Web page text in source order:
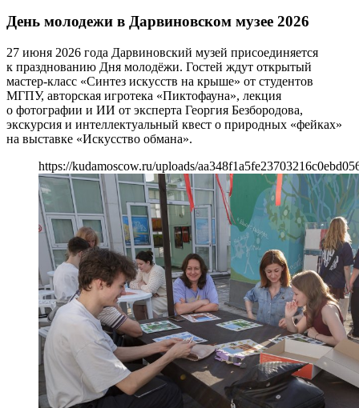
День молодежи в Дарвиновском музее 2026
27 июня 2026 года Дарвиновский музей присоединяется
к празднованию Дня молодёжи. Гостей ждут открытый
мастер-класс «Синтез искусств на крыше» от студентов
МГПУ, авторская игротека «Пиктофауна», лекция
о фотографии и ИИ от эксперта Георгия Безбородова,
экскурсия и интеллектуальный квест о природных «фейках»
на выставке «Искусство обмана».
https://kudamoscow.ru/uploads/